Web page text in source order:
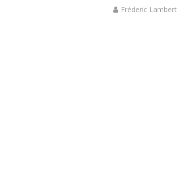
Fréderic Lambert